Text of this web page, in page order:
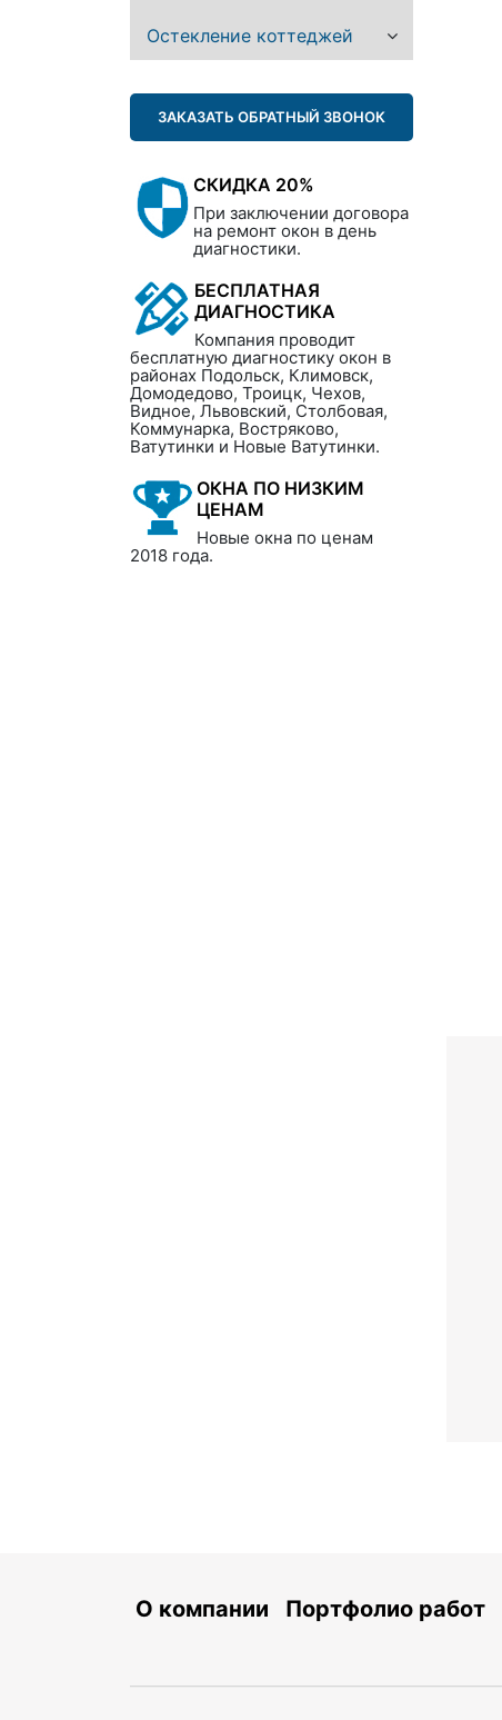
Остекление коттеджей
ЗАКАЗАТЬ ОБРАТНЫЙ ЗВОНОК
СКИДКА 20%
При заключении договора
на ремонт окон в день
диагностики.
БЕСПЛАТНАЯ
ДИАГНОСТИКА
Компания проводит
бесплатную диагностику окон в
районах Подольск, Климовск,
Домодедово, Троицк, Чехов,
Видное, Львовский, Столбовая,
Коммунарка, Востряково,
Ватутинки и Новые Ватутинки.
ОКНА ПО НИЗКИМ
ЦЕНАМ
Новые окна по ценам
2018 года.
О компании Портфолио работ